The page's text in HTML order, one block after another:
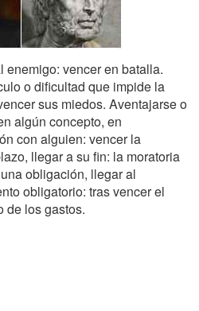
enemigo: vencer en batalla.
o dificultad que impide la
sus miedos. Aventajarse o
algún concepto, en
con alguien: vencer la
llegar a su fin: la moratoria
obligación, llegar al
obligatorio: tras vencer el
de los gastos.